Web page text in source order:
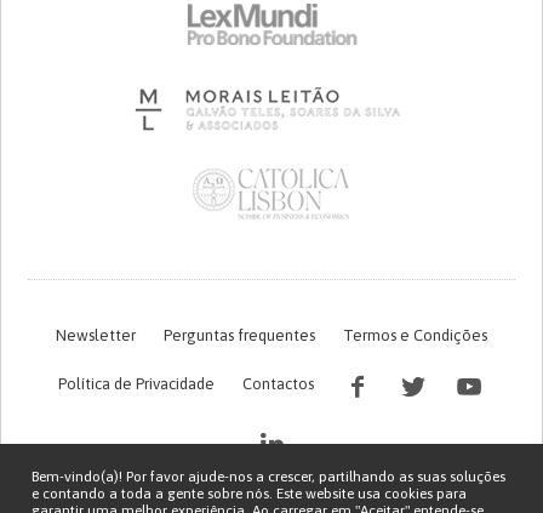
Newsletter Perguntas frequentes Termos e Condições
Política de Privacidade Contactos
Bem-vindo(a)! Por favor ajude-nos a crescer, partilhando as suas soluções
e contando a toda a gente sobre nós. Este website usa cookies para